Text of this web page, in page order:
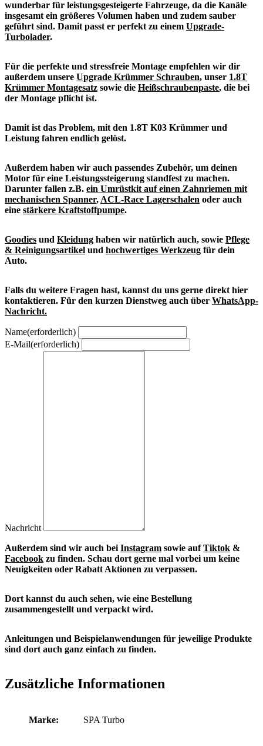
wunderbar für leistungsgesteigerte Fahrzeuge, da die Kanäle
insgesamt ein größeres Volumen haben und zudem sauber
geführt sind. Damit passt er perfekt zu einem Upgrade-
Turbolader.
Für die perfekte und stressfreie Montage empfehlen wir dir
außerdem unsere Upgrade Krümmer Schrauben, unser 1.8T
Krümmer Montagesatz sowie die Heißschraubenpaste, die bei
der Montage pflicht ist.
Damit ist das Problem, mit den 1.8T K03 Krümmer und
Leistung fahren endlich gelöst.
Außerdem haben wir auch passendes Zubehör, um deinen
Motor für eine Leistungssteigerung standfest zu machen.
Darunter fallen z.B. ein Umrüstkit auf einen Zahnriemen mit
mechanischen Spanner, ACL-Race Lagerschalen oder auch
eine stärkere Kraftstoffpumpe.
Goodies und Kleidung haben wir natürlich auch, sowie Pflege
& Reinigungsartikel und hochwertiges Werkzeug für dein
Auto.
Falls du weitere Fragen hast, kannst du uns gerne direkt hier
kontaktieren. Für den kurzen Dienstweg auch über WhatsApp-
Nachricht.
Name(erforderlich)
E-Mail(erforderlich)
Nachricht
Außerdem sind wir auch bei Instagram sowie aufTiktok &
Facebook zu finden. Schau dort gerne mal vorbei um keine
Neuigkeiten oder Rabatt Aktionen zu verpassen.
Dort kannst du auch sehen, wie eine Bestellung
zusammengestellt und verpackt wird.
Anleitungen und Beispielanwendungen für jeweilige Produkte
sind dort auch ganz einfach zu finden.
Zusätzliche Informationen
Marke: SPA Turbo